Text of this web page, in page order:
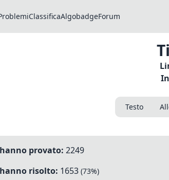
ClassificaAlgobadgeForum
Testo
provato: 2249
risolto: 1653 (73%)